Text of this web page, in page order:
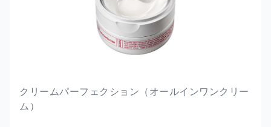
クリームパーフェクション（オールインワンクリー
ム）